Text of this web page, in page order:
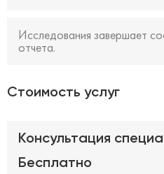
Исследования завершает
отчета.
Стоимость услуг
Консультация
Бесплатно